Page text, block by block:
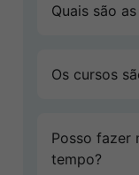
Quais são
Os cursos
Posso fazer
tempo?